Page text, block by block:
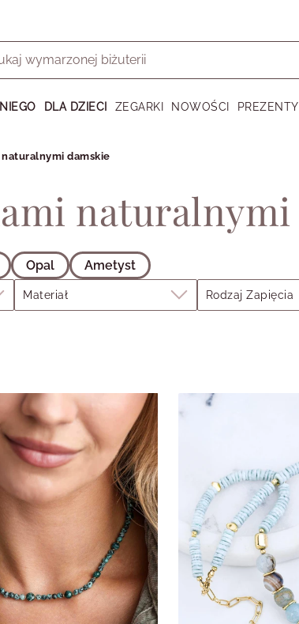
DLA DZIECI ZEGARKI NOWOŚCI PREZENTY
damskie
naturalnymi
Opal Ametyst
Materiał Rodzaj Zapięcia